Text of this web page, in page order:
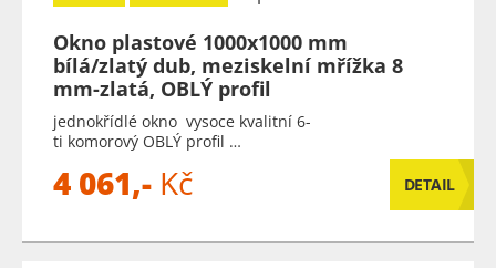
Okno plastové 1000x1000 mm
bílá/zlatý dub, meziskelní mřížka 8
mm-zlatá, OBLÝ profil
jednokřídlé okno vysoce kvalitní 6-
ti komorový OBLÝ profil …
4 061,- Kč DETAIL